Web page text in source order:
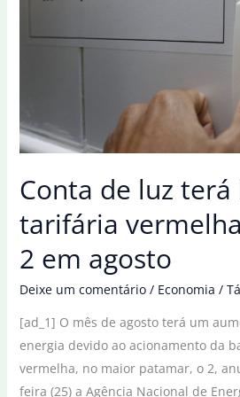
julho
é
0,33%
Conta de luz
tarifária
2 em agosto
Deixe um comentário / Economia /
[ad_1] O mês de agosto terá um
energia devido ao acionamento da
vermelha, no maior patamar, o 2,
feira (25) a Agência Nacional de